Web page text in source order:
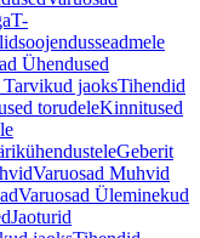
T-
Ühendused
Tarvikud jaoksTihendid
torudeleKinnitused
Geberit
Varuosad Muhvid
Varuosad Üleminekud
Jaoturid